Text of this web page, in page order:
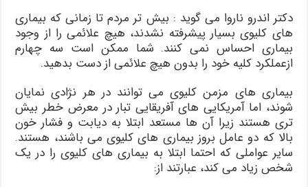
دکتر اندرو ناروا می گوید : بیش تر مردم تا زمانی که بیماری
های کلیوی بسیار پیشرفته نشدند، هیچ علائمی را از وجود
بیماری احساس نمی کنند. شما ممکن است سه چهارم
ازعملکرد کلیه خود را بدون هیچ علائمی از دست بدهید.
بیماری های مزمن کلیوی می توانند در هر نژادی نمایان
شوند، اما آمریکایی های آفریقایی تبار در معرض خطر بیش
تری هستند زیرا آن ها مستعد ابتلا به دیابت و فشار خون
بالا که دو عامل بروز بیماری های کلیوی می باشند، هستند.
سایر عواملی که احتما ابتلا به بیماری های کلیوی را در یک
شخص زیاد می کند، عبارتند از: